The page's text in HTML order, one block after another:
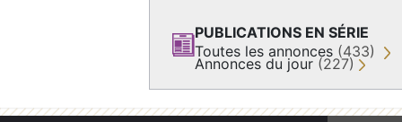
PUBLICATIONS EN SÉRIE
Toutes les annonces (433)
Annonces du jour (227)